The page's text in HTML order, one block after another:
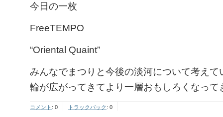
今日の一枚
FreeTEMPO
“Oriental Quaint”
みんなでまつりと今後の淡河について考えて
輪が広がってきてより一層おもしろくなって
コメント : 0 トラックバック : 0